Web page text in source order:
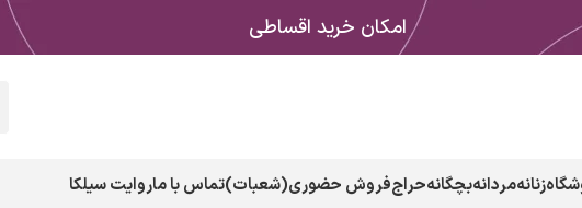
امکان خرید اقساطی
زنانهمردانهبچگانهحراجفروش حضوری(شعبات)تماس با ماروایت سیلکا